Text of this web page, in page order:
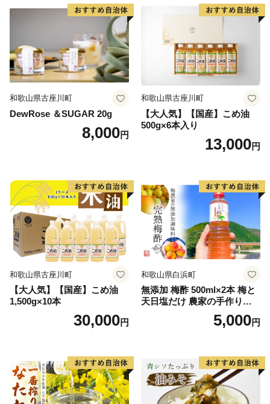
和歌山県古座川町
DewRose ＆SUGAR 20g
8,000円
和歌山県古座川町
【大人気】【国産】こめ油
500g×6本入り
13,000円
和歌山県古座川町
【大人気】【国産】こめ油
1,500g×10本
30,000円
和歌山県白浜町
無添加 梅酢 500ml×2本 梅と
天日塩だけ 農家の手作り完
5,000円